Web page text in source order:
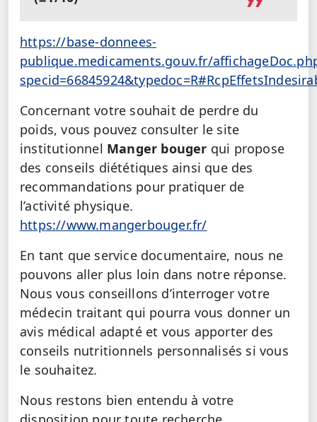
https://base-donnees-
publique.medicaments.gouv.fr/
Concernant votre souhait de perdre du
poids, vous pouvez consulter le site
institutionnel Manger bouger qui propose
des conseils diététiques ainsi que des
recommandations pour pratiquer de
l’activité physique.
https://www.mangerbouger.fr/
En tant que service documentaire, nous ne
pouvons aller plus loin dans notre réponse.
Nous vous conseillons d’interroger votre
médecin traitant qui pourra vous donner un
avis médical adapté et vous apporter des
conseils nutritionnels personnalisés si vous
le souhaitez.
Nous restons bien entendu à votre